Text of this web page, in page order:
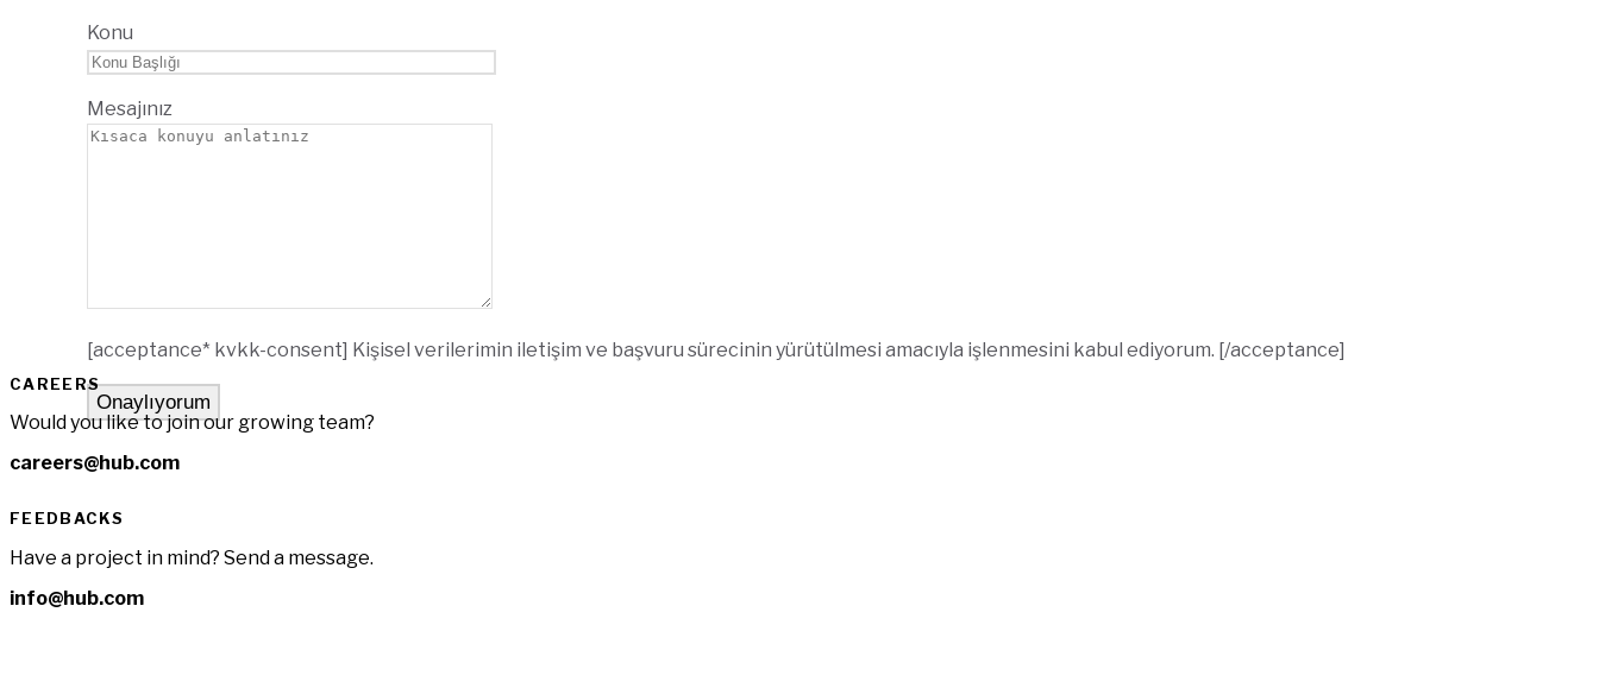
Konu
Mesajınız
[acceptance* kvkk-consent] Kişisel verilerimin iletişim ve başvuru sürecinin yürütülmesi amacıyla işlenmesini kabul ediyorum. [/acceptance]
CAREERS
Would you like to join our growing team?
careers@hub.com
FEEDBACKS
Have a project in mind? Send a message.
info@hub.com